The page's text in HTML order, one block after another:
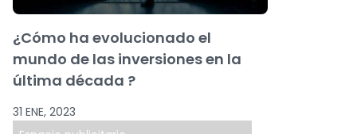
¿Cómo ha evolucionado el
mundo de las inversiones en la
última década ?
31 ENE, 2023